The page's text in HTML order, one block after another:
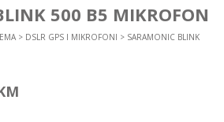
500 B5 MIKROFON
> DSLR GPS I MIKROFONI > SARAMONIC BLINK